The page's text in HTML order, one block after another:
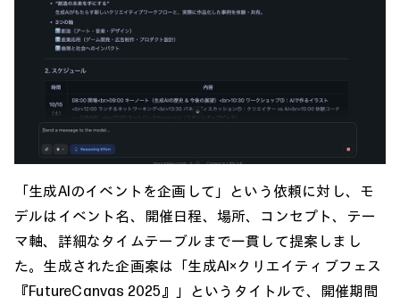
「生成AIのイベントを企画して」という依頼に対し、モ
デルはイベント名、開催日程、場所、コンセプト、テー
マ軸、詳細なタイムテーブルまで一貫して提案しまし
た。生成された企画案は「生成AI×クリエイティブフェス
『FutureCanvas 2025』」というタイトルで、開催期間